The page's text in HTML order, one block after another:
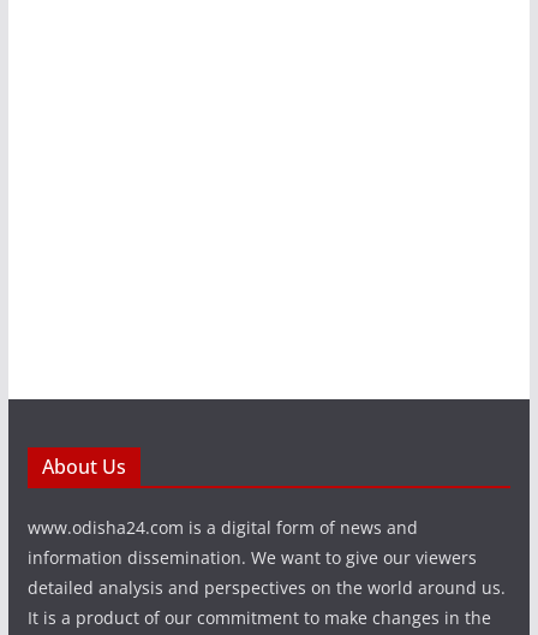
About Us
www.odisha24.com is a digital form of news and
information dissemination. We want to give our viewers
detailed analysis and perspectives on the world around us.
It is a product of our commitment to make changes in the